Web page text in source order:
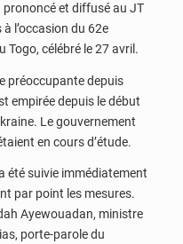
prononcé et diffusé au JT
l’occasion du 62e
Togo, célébré le 27 avril.
préoccupante depuis
empirée depuis le début
Le gouvernement
en cours d’étude.
été suivie immédiatement
par point les mesures.
Ayewouadan, ministre
porte-parole du